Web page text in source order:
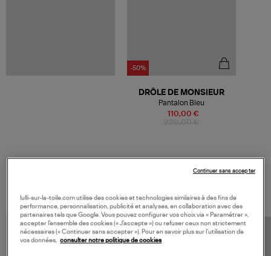
-50%
110,00 €
DRÔLE DE MONSIEUR
Pantalon Bleu
lulli-sur-la-toile.com utilise des cookies et technologies similaires à des fins de
performance, personnalisation, publicité et analyses, en collaboration avec des
partenaires tels que Google. Vous pouvez configurer vos choix via « Paramétrer »,
accepter l’ensemble des cookies (« J’accepte ») ou refuser ceux non strictement
nécessaires (« Continuer sans accepter »). Pour en savoir plus sur l’utilisation de
vos données, consulter notre politique de cookies
Continuer sans accepter